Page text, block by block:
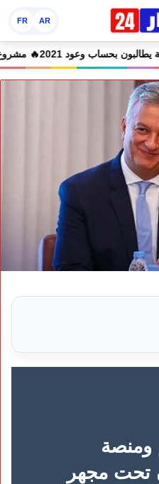
AR
FR
الأحرار.. والمغاربة يطالبون
ومنصة
تحت مجهر